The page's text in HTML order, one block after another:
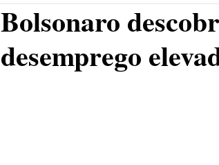
Bolsonaro
desemprego